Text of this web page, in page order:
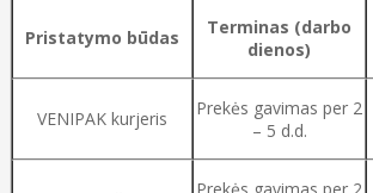
Pristatymo būdas
Terminas (darbo
dienos)
VENIPAK kurjeris
Prekės gavimas per 2
– 5 d.d.
Prekės gavimas per 2